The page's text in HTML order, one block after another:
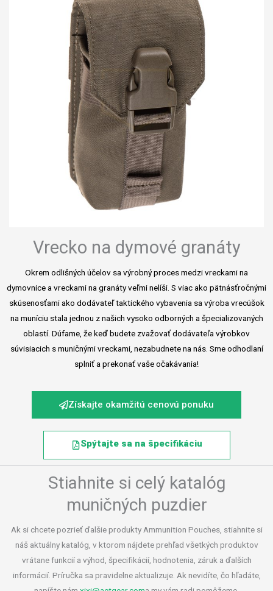
Vrecko na dymové granáty
Okrem odlišných účelov sa výrobný proces medzi vreckami na
dymovnice a vreckami na granáty veľmi nelíši. S viac ako pätnásťročnými
skúsenosťami ako dodávateľ taktického vybavenia sa výroba vrecúšok
na muníciu stala jednou z našich vysoko odborných a špecializovaných
oblastí. Dúfame, že keď budete zvažovať dodávateľa výrobkov
súvisiacich s muničnými vreckami, nezabudnete na nás. Sme odhodlaní
splniť a prekonať vaše očakávania!
Získajte okamžitú cenovú ponuku
Spýtajte sa na špecifikáciu
Stiahnite si celý katalóg
muničných puzdier
Ak si chcete pozrieť ďalšie produkty Ammunition Pouches, stiahnite si
náš aktuálny katalóg, v ktorom nájdete prehľad všetkých produktov
vrátane funkcií a výhod, špecifikácií, hodnotenia, záruk a ďalších
informácií. Príručka sa pravidelne aktualizuje. Ak nevidíte, čo hľadáte,